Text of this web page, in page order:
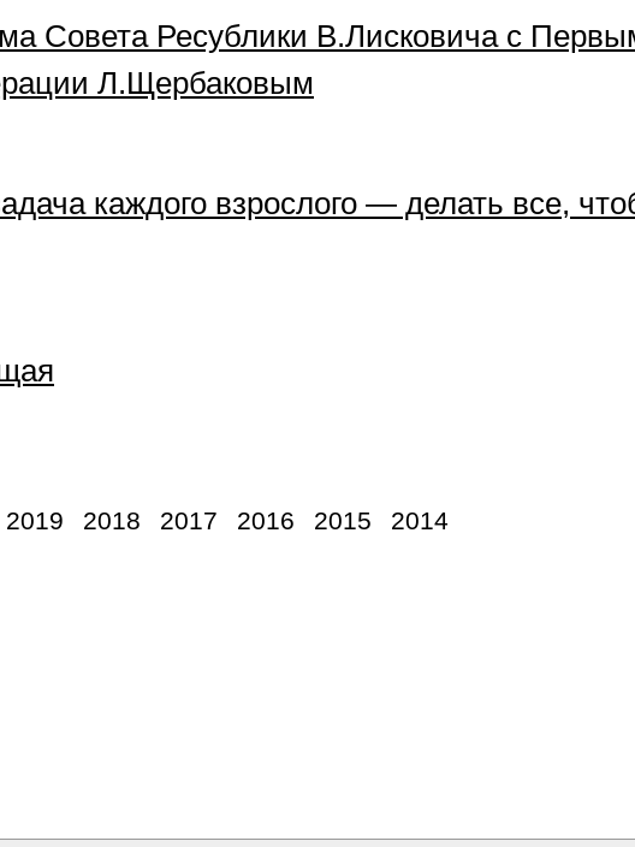
Совета Ресублики В.Лисковича с
Л.Щербаковым
каждого взрослого — делать все,
2019 2018 2017 2016 2015 2014